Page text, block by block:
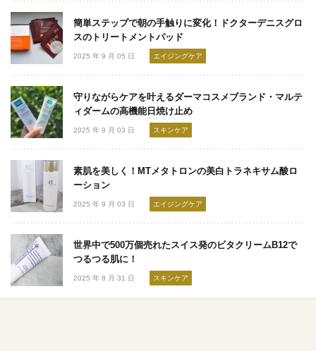
簡単ステップで朝の手触りに変化！ドクターデニスグロ
スのトリートメントパッド
2025 年 9 月 05 日 エイジングケア
守りながらケアを叶えるダーマコスメブランド・マルテ
ィダームの高機能日焼け止め
2025 年 9 月 03 日 スキンケア
素肌を美しく！MTメタトロンの美白トラネキサム酸ロ
ーション
2025 年 9 月 03 日 エイジングケア
世界中で500万個売れたスイス発のビタクリームB12で
つるつる肌に！
2025 年 8 月 31 日 スキンケア